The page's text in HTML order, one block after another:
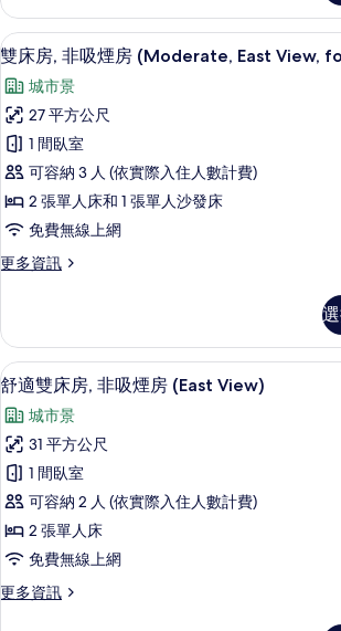
View)
的
所
有
相
片
房,
非
吸
房
(Moderate,
East
View)
的
詳
情
顯
示
雙
床
房,
非
吸
煙
房
View,
for
3
people)
的
所
有
相
片
書桌、遮光
5
雙床房, 非吸煙房 (Moderate, East View,
城市景
27 平方公尺
1 間臥室
可容納 3 人 (依實際入住人數計費)
2 張單人床和 1 張單人沙發床
免費無線上網
更多資訊
更
房,
非
吸
房
(Moderate,
East
View,
for
3
people)
的
情
顯
示
舒
適
雙
床
房,
非
吸
書桌、遮光
6
舒適雙床房, 非吸煙房 (East View)
城市景
31 平方公尺
1 間臥室
可容納 2 人 (依實際入住人數計費)
2 張單人床
免費無線上網
更多資訊
更